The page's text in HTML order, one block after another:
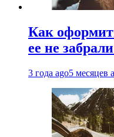
Как
ее не
3 года ago5 месяцев